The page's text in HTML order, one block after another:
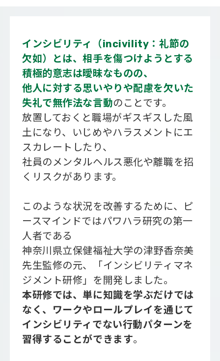
インシビリティ（incivility：礼節の
欠如）とは、相手を傷つけようとする
積極的意志は曖昧なものの、
他人に対する思いやりや配慮を欠いた
失礼で無作法な言動のことです。
放置しておくと職場がギスギスした風
土になり、いじめやハラスメントにエ
スカレートしたり、
社員のメンタルヘルス悪化や離職を招
くリスクがあります。
このような状況を改善するために、ピ
ースマインドではパワハラ研究の第一
人者である
神奈川県立保健福祉大学の津野香奈美
先生監修の元、「インシビリティマネ
ジメント研修」を開発しました。
本研修では、単に知識を学ぶだけでは
なく、ワークやロールプレイを通じて
インシビリティでない行動パターンを
習得することができます。